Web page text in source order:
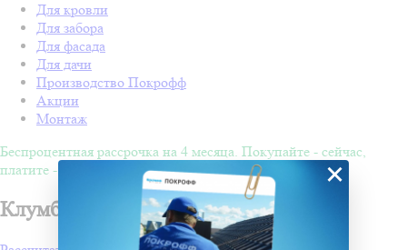
Для кровли
Для забора
Для фасада
Для дачи
Производство Покрофф
Акции
Монтаж
Беспроцентная рассрочка на 4 месяца. Покупайте - сейчас,
платите - потом!
Клумбы и садовый декор в Пензе
×